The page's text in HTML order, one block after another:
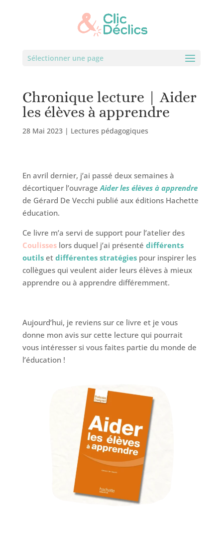
Sélectionner une page
Chronique lecture | Aider
les élèves à apprendre
28 Mai 2023| Lectures pédagogiques
En avril dernier, j’ai passé deux semaines à
décortiquer l’ouvrageAider les élèves à apprendre
de Gérard De Vecchi publié aux éditions Hachette
éducation.
Ce livre m’a servi de support pour l’atelier des
Coulisseslors duquel j’ai présenté différents
outilset différentes stratégiespour inspirer les
collègues qui veulent aider leurs élèves à mieux
apprendre ou à apprendre différemment.
Aujourd’hui, je reviens sur ce livre et je vous
donne mon avis sur cette lecture qui pourrait
vous intéresser si vous faites partie du monde de
l’éducation !